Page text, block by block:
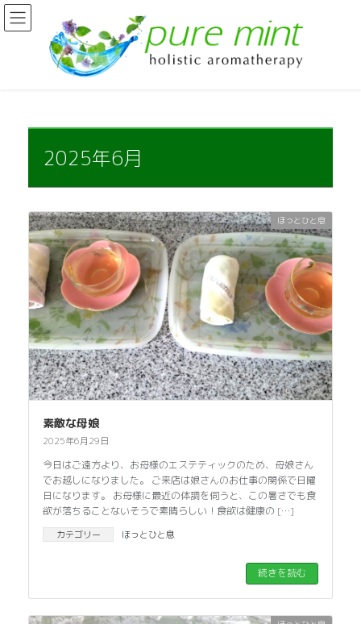
コ
ン
ナ
ビ
2025年6月
ほっとひと息
素敵な母娘
2025年6月29日
今日はご遠方より、お母様のエステティックのため、母娘さん
でお越しになりました。 ご来店は娘さんのお仕事の関係で日曜
日になります。 お母様に最近の体調を伺うと、この暑さでも食
欲が落ちることないそうで素晴らしい！食欲は健康の […]
カテゴリー ほっとひと息
続きを読む